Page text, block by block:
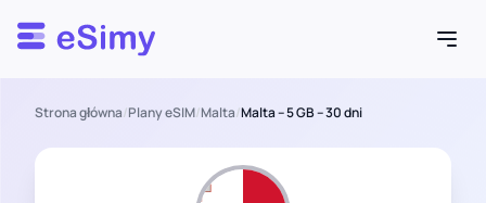
Esimy
Strona główna/Plany eSIM/Malta/Malta – 5 GB – 30 dni